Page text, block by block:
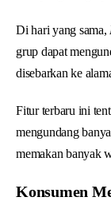
Di hari yang sama,
grup dapat
disebarkan ke
Fitur terbaru ini
mengundang
memakan banyak
Konsumen